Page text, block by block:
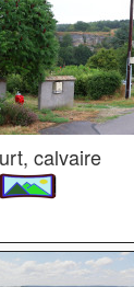
calvaire